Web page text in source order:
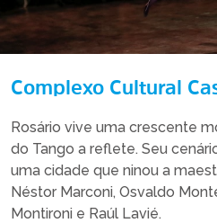
Complexo Cultural
Rosário vive uma crescente
do Tango a reflete. Seu
uma cidade que ninou a
Néstor Marconi, Osvaldo
Montironi e Raúl Lavié.